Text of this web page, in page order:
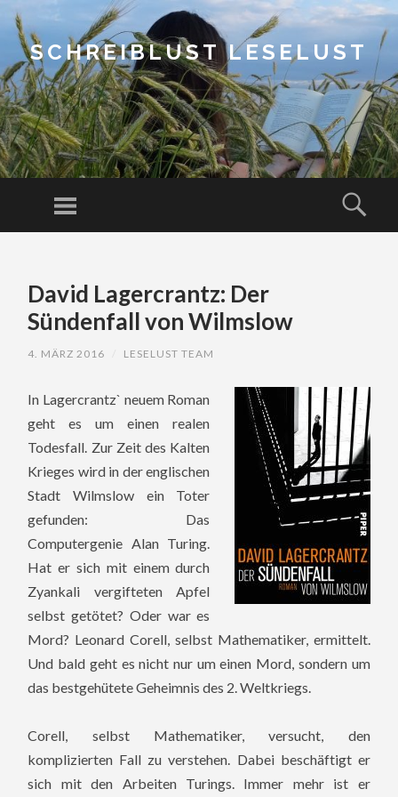
SCHREIBLUST LESELUST
Menu
CONTENTDavid Lagercrantz: Der
Sündenfall von Wilmslow
4. MÄRZ 2016 LESELUST TEAM
In Lagercrantz` neuem Roman
geht es um einen realen
Todesfall. Zur Zeit des Kalten
Krieges wird in der englischen
Stadt Wilmslow ein Toter
gefunden: Das
Computergenie Alan Turing.
Hat er sich mit einem durch
Zyankali vergifteten Apfel
selbst getötet? Oder war es
Mord? Leonard Corell, selbst Mathematiker, ermittelt.
Und bald geht es nicht nur um einen Mord, sondern um
das bestgehütete Geheimnis des 2. Weltkriegs.
Corell, selbst Mathematiker, versucht, den
komplizierten Fall zu verstehen. Dabei beschäftigt er
sich mit den Arbeiten Turings. Immer mehr ist er